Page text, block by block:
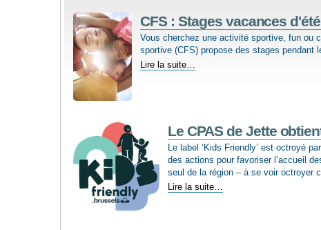
CFS : Stages vacances
Vous cherchez une activité sportive, fun ou
sportive (CFS) propose des stages pendant
CFS
-
Lire la suite…
Le CPAS de Jette
Le label ‘Kids Friendly’ est octroyé
des actions pour favoriser l’ac­cueil
seul de la région – à se voir octroyer
LeLire la suite…